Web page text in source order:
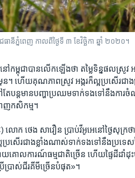
នីភ្នំពេញ កាលពីថ្ងៃទី ៣ ខែវិច្ឆិកា ឆ្នាំ ២០២០។
ពុជា​បាន​លើក​ឡើង​ថា​ តម្លៃ​ទិន្នផល​ស្រូវ​ អង្
មុន។​ ​ហើយ​គុណភាព​ស្រូវ ​អង្ករ​ក៏​ល្អ​ប្រសើរ​ជា
តែ​បន្ត​មាន​បញ្ហា​ប្រឈម​ទាក់ទង​ទៅ​នឹង​ការ​
ាញ​កសិកម្ម។​
លោក ថេង សាវឿន​ ប្រាប់​វីអូអេ​នៅ​ថ្ងៃ​សុក្
ប្រសើរ​ជាង​ខ្លាំង​ណាស់ទាក់ទង​ទៅ​នឹង​ប្រទ
យ​គោល​ការណ៍​ធម្មជាតិ​ច្រើន​ ហើយផ្ទៃ​ដី​ដាំ
រាស់​ជីរ​គីមី​ច្រើន​បំផុត»។​